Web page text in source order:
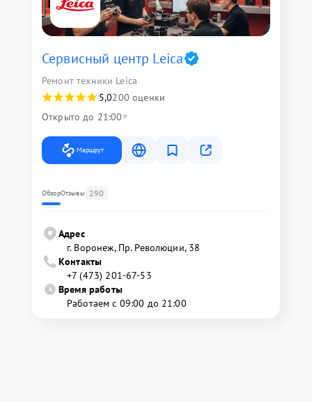
Сервисный центр Leica
Ремонт техники Leica
5,0200 оценки
Открыто до 21:00
Маршрут
ОбзорОтзывы 290
Адрес
г. Воронеж, Пр. Революции, 38
Контакты
+7 (473) 201-67-53
Время работы
Работаем с 09:00 до 21:00